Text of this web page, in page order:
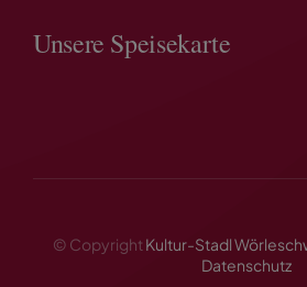
Unsere Speisekarte
© Copyright Kultur-Stadl
Datenschutz